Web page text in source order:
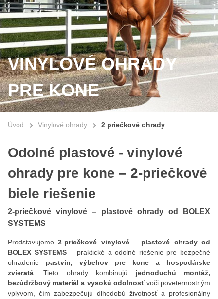
VINYLOVÉ OHRADY
PRE KONE
Úvod Vinylové ohrady 2 priečkové ohrady
Odolné plastové - vinylové
ohrady pre kone – 2-priečkové
biele riešenie
2‑priečkové vinylové – plastové ohrady od BOLEX
SYSTEMS
Predstavujeme2‑priečkové vinylové – plastové ohrady od
BOLEX SYSTEMS– praktické a odolné riešenie pre bezpečné
ohradenie pastvín, výbehov pre kone a hospodárske
zvieratá . Tieto ohrady kombinujú jednoduchú montáž,
bezúdržbový materiál a vysokú odolnosťvoči poveternostným
vplyvom, čím zabezpečujú dlhodobú životnosť a profesionálny